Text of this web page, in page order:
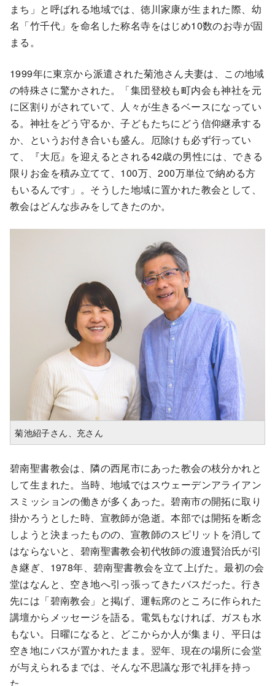
まち」と呼ばれる地域では、徳川家康が生まれた際、幼
名「竹千代」を命名した称名寺をはじめ10数のお寺が固
まる。
1999年に東京から派遣された菊池さん夫妻は、この地域
の特殊さに驚かされた。「集団登校も町内会も神社を元
に区割りがされていて、人々が生きるベースになってい
る。神社をどう守るか、子どもたちにどう信仰継承する
か、というお付き合いも盛ん。厄除けも必ず行ってい
て、『大厄』を迎えるとされる42歳の男性には、できる
限りお金を積み立てて、100万、200万単位で納める方
もいるんです」。そうした地域に置かれた教会として、
教会はどんな歩みをしてきたのか。
菊池紹子さん、充さん
碧南聖書教会は、隣の西尾市にあった教会の枝分かれと
して生まれた。当時、地域ではスウェーデンアライアン
スミッションの働きが多くあった。碧南市の開拓に取り
掛かろうとした時、宣教師が急逝。本部では開拓を断念
しようと決まったものの、宣教師のスピリットを消して
はならないと、碧南聖書教会初代牧師の渡邉賢治氏が引
き継ぎ、1978年、碧南聖書教会を立て上げた。最初の会
堂はなんと、空き地へ引っ張ってきたバスだった。行き
先には「碧南教会」と掲げ、運転席のところに作られた
講壇からメッセージを語る。電気もなければ、ガスも水
もない。日曜になると、どこからか人が集まり、平日は
空き地にバスが置かれたまま。翌年、現在の場所に会堂
が与えられるまでは、そんな不思議な形で礼拝を持っ